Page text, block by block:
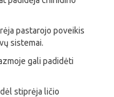
pastarojo poveikis
sistemai.
gali padidėti
stiprėja ličio